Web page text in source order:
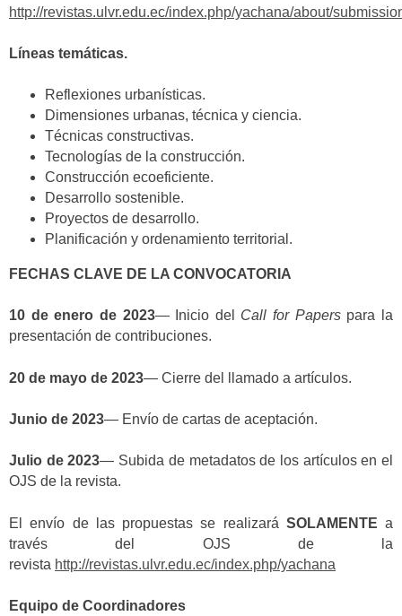
http://revistas.ulvr.edu.ec/index.php/yachana/about/
Líneas temáticas.
Reflexiones urbanísticas.
Dimensiones urbanas, técnica y ciencia.
Técnicas constructivas.
Tecnologías de la construcción.
Construcción ecoeficiente.
Desarrollo sostenible.
Proyectos de desarrollo.
Planificación y ordenamiento territorial.
FECHAS CLAVE DE LA CONVOCATORIA
10 de enero de 2023— Inicio del Call for Paperspara la
presentación de contribuciones.
20 de mayo de 2023— Cierre del llamado a artículos.
Junio de 2023— Envío de cartas de aceptación.
Julio de 2023— Subida de metadatos de los artículos en el
OJS de la revista.
El envío de las propuestas se realizará SOLAMENTE a
través del OJS de la
revista http://revistas.ulvr.edu.ec/index.php/yachana
Equipo de Coordinadores